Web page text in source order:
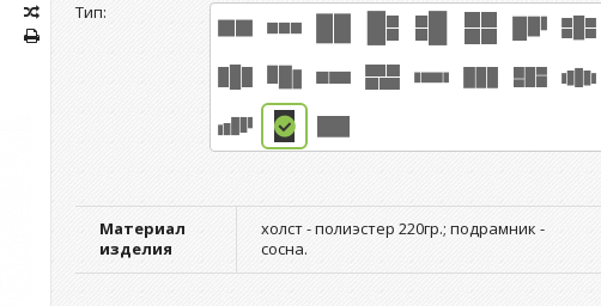
Тип:
Материал
изделия
холст - полиэстер 220гр.; подрамник -
сосна.